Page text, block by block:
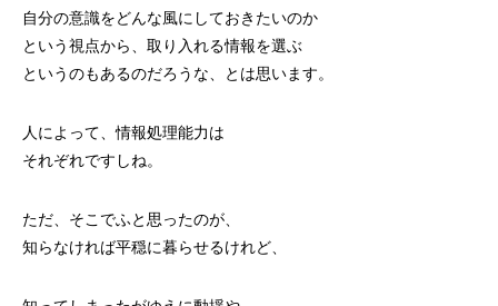
自分の意識をどんな風にしておきたいのか
という視点から、取り入れる情報を選ぶ
というのもあるのだろうな、とは思います。
人によって、情報処理能力は
それぞれですしね。
ただ、そこでふと思ったのが、
知らなければ平穏に暮らせるけれど、